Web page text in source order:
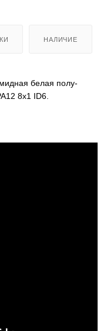
НАЛИЧИЕ
белая полу-
8x1 ID6.